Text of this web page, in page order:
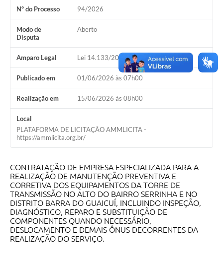
Audiências Públicas
Arquivos para Download
Carta de Serviços
Notícias
Turismo
Obras
Secretarias
Projetos
Contas Públicas
Legislação
Nº do Processo 94/2026
Modo de
Disputa
Aberto
Amparo Legal Lei 14.133/2021, Art 28, I
Publicado em 01/06/2026 às 07h00
Realização em 15/06/2026 às 08h00
Local
PLATAFORMA DE LICITAÇÃO AMMLICITA -
https://ammlicita.org.br/
CONTRATAÇÃO DE EMPRESA ESPECIALIZADA PARA A
REALIZAÇÃO DE MANUTENÇÃO PREVENTIVA E
CORRETIVA DOS EQUIPAMENTOS DA TORRE DE
TRANSMISSÃO NO ALTO DO BAIRRO SERRINHA E NO
DISTRITO BARRA DO GUAICUÍ, INCLUINDO INSPEÇÃO,
DIAGNÓSTICO, REPARO E SUBSTITUIÇÃO DE
COMPONENTES QUANDO NECESSÁRIO,
DESLOCAMENTO E DEMAIS ÔNUS DECORRENTES DA
REALIZAÇÃO DO SERVIÇO.